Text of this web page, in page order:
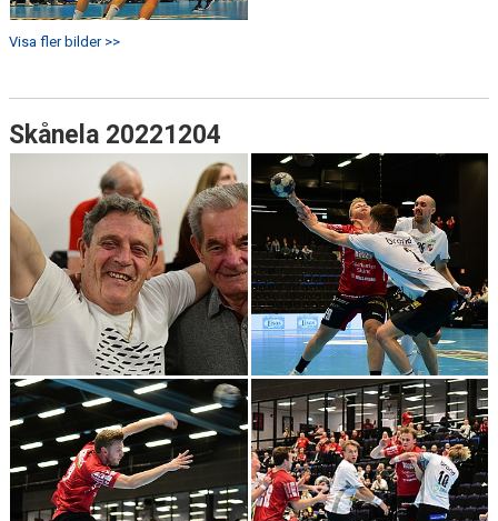
Visa fler bilder >>
Skånela 20221204